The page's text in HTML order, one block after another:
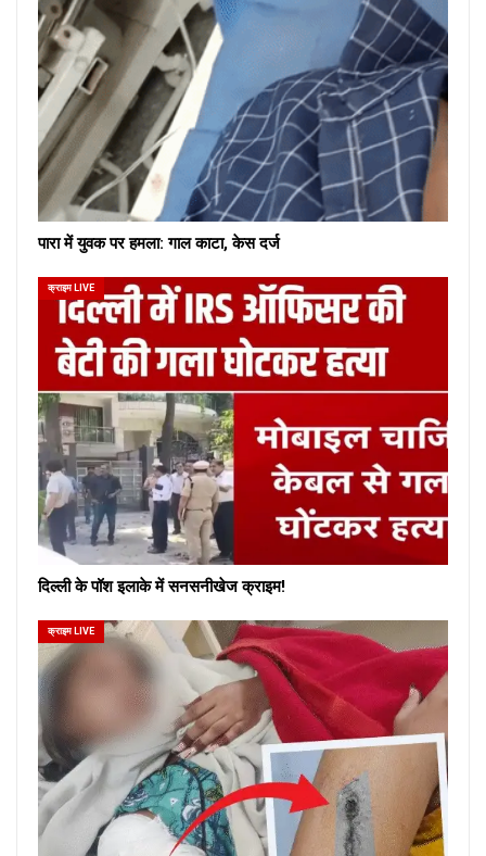
पारा में युवक पर हमला: गाल काटा, केस दर्ज
क्राइम LIVE
दिल्ली के पॉश इलाके में सनसनीखेज क्राइम!
क्राइम LIVE